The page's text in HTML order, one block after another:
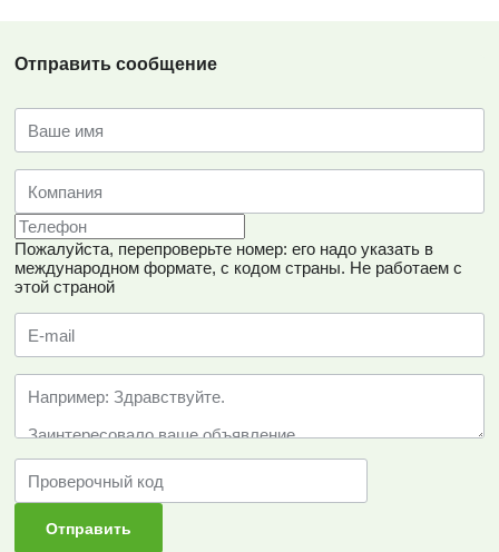
Отправить сообщение
Пожалуйста, перепроверьте номер: его надо указать в
международном формате, с кодом страны. Не работаем с
этой страной